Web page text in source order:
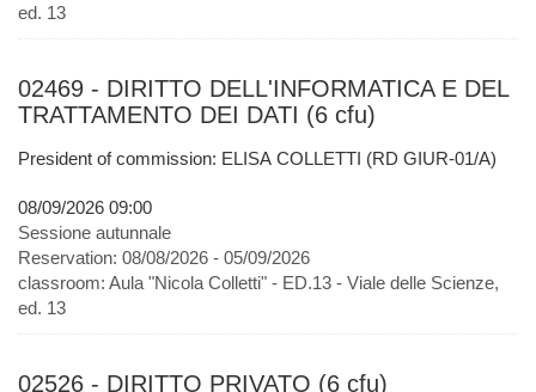
ed. 13
02469 - DIRITTO DELL'INFORMATICA E DEL
TRATTAMENTO DEI DATI (6 cfu)
President of commission: ELISA COLLETTI (RD GIUR-01/A)
08/09/2026 09:00
Sessione autunnale
Reservation: 08/08/2026 - 05/09/2026
classroom: Aula "Nicola Colletti" - ED.13 - Viale delle Scienze,
ed. 13
02526 - DIRITTO PRIVATO (6 cfu)